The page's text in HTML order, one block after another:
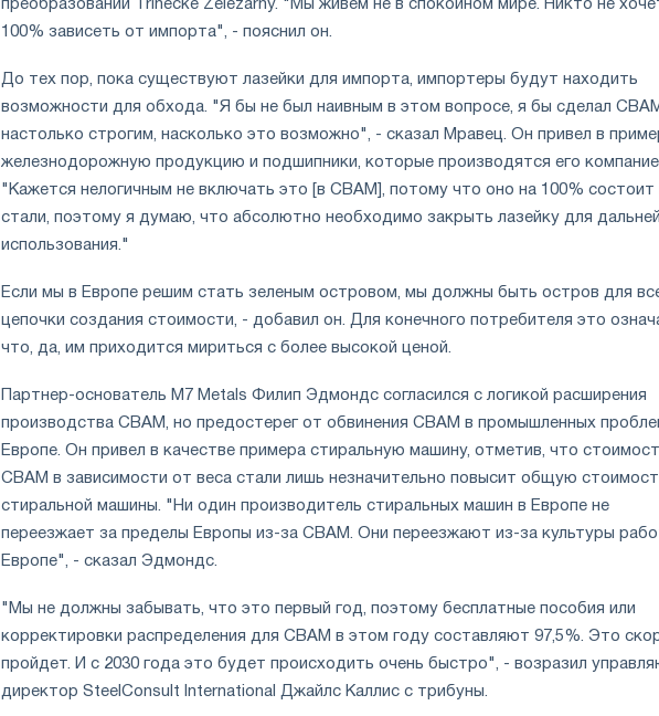
преобразований Trinecke Zelezarny. "Мы живем не в спокойном мире. Никто не
100% зависеть от импорта", - пояснил он.
До тех пор, пока существуют лазейки для импорта, импортеры будут находить
возможности для обхода. "Я бы не был наивным в этом вопросе, я бы сделал
настолько строгим, насколько это возможно", - сказал Мравец. Он привел в
железнодорожную продукцию и подшипники, которые производятся его
"Кажется нелогичным не включать это [в CBAM], потому что оно на 100% состоит
стали, поэтому я думаю, что абсолютно необходимо закрыть лазейку для
использования."
Если мы в Европе решим стать зеленым островом, мы должны быть остров для
цепочки создания стоимости, - добавил он. Для конечного потребителя это
что, да, им приходится мириться с более высокой ценой.
Партнер-основатель M7 Metals Филип Эдмондс согласился с логикой расширения
производства CBAM, но предостерег от обвинения CBAM в промышленных
Европе. Он привел в качестве примера стиральную машину, отметив, что
CBAM в зависимости от веса стали лишь незначительно повысит общую
стиральной машины. "Ни один производитель стиральных машин в Европе не
переезжает за пределы Европы из-за CBAM. Они переезжают из-за культуры
Европе", - сказал Эдмондс.
"Мы не должны забывать, что это первый год, поэтому бесплатные пособия или
корректировки распределения для CBAM в этом году составляют 97,5%. Это
пройдет. И с 2030 года это будет происходить очень быстро", - возразил
директор SteelConsult International Джайлс Каллис с трибуны.